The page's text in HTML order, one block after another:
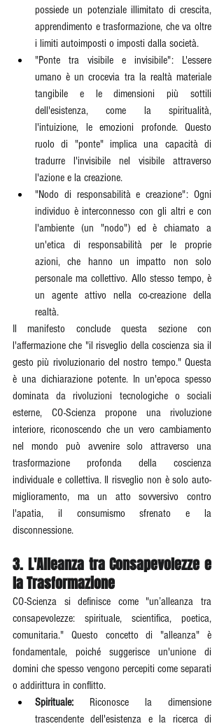
possiede un potenziale illimitato di crescita,
apprendimento e trasformazione, che va oltre
i limiti autoimposti o imposti dalla società.
"Ponte tra visibile e invisibile": L'essere
umano è un crocevia tra la realtà materiale
tangibile e le dimensioni più sottili
dell'esistenza, come la spiritualità,
l'intuizione, le emozioni profonde. Questo
ruolo di "ponte" implica una capacità di
tradurre l'invisibile nel visibile attraverso
l'azione e la creazione.
"Nodo di responsabilità e creazione": Ogni
individuo è interconnesso con gli altri e con
l'ambiente (un "nodo") ed è chiamato a
un'etica di responsabilità per le proprie
azioni, che hanno un impatto non solo
personale ma collettivo. Allo stesso tempo, è
un agente attivo nella co-creazione della
realtà.
Il manifesto conclude questa sezione con
l'affermazione che "il risveglio della coscienza sia il
gesto più rivoluzionario del nostro tempo." Questa
è una dichiarazione potente. In un'epoca spesso
dominata da rivoluzioni tecnologiche o sociali
esterne, CO-Scienza propone una rivoluzione
interiore, riconoscendo che un vero cambiamento
nel mondo può avvenire solo attraverso una
trasformazione profonda della coscienza
individuale e collettiva. Il risveglio non è solo auto-
miglioramento, ma un atto sovversivo contro
l'apatia, il consumismo sfrenato e la
disconnessione.
3. L'Alleanza tra Consapevolezze e
la Trasformazione
CO-Scienza si definisce come "un’alleanza tra
consapevolezze: spirituale, scientifica, poetica,
comunitaria." Questo concetto di "alleanza" è
fondamentale, poiché suggerisce un'unione di
domini che spesso vengono percepiti come separati
o addirittura in conflitto.
Spirituale: Riconosce la dimensione
trascendente dell'esistenza e la ricerca di